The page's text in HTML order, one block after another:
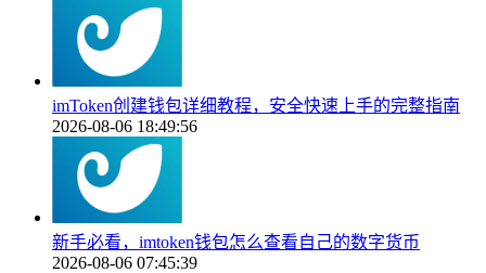
imToken创建钱包详细教程，安全快速上手的完整指南
2026-08-06 18:49:56
新手必看，imtoken钱包怎么查看自己的数字货币
2026-08-06 07:45:39